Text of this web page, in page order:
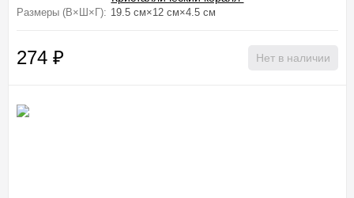
Размеры (В×Ш×Г): 19.5 см×12 см×4.5 см
274 ₽ Нет в наличии